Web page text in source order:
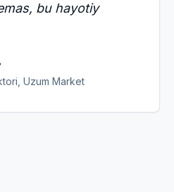
bu hayotiy
Uzum Market